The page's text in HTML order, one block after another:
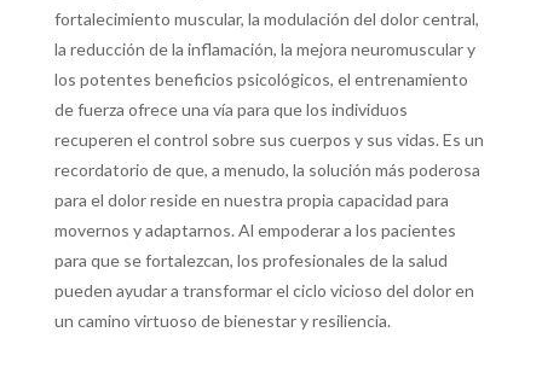
fortalecimiento muscular, la modulación del dolor central,
la reducción de la inflamación, la mejora neuromuscular y
los potentes beneficios psicológicos, el entrenamiento
de fuerza ofrece una vía para que los individuos
recuperen el control sobre sus cuerpos y sus vidas. Es un
recordatorio de que, a menudo, la solución más poderosa
para el dolor reside en nuestra propia capacidad para
movernos y adaptarnos. Al empoderar a los pacientes
para que se fortalezcan, los profesionales de la salud
pueden ayudar a transformar el ciclo vicioso del dolor en
un camino virtuoso de bienestar y resiliencia.